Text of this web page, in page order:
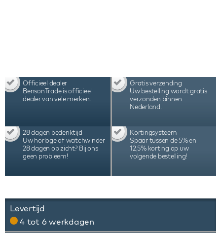
Officieel dealer
BensonTrade is officieel
dealer van vele merken.
Gratis verzending
Uw bestelling wordt gratis
verzonden binnen
Nederland.
28 dagen bedenktijd
Uw horloge of watchwinder
28 dagen op zicht? Bij ons
geen probleem!
Kortingsysteem
Spaar tussen de 5% en
12,5% korting op uw
volgende bestelling!
Levertijd
4 tot 6 werkdagen